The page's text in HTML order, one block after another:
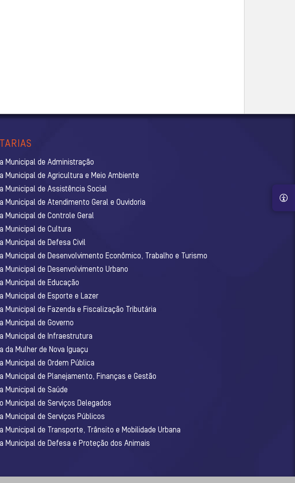
Municipal de Administração
Municipal de Agricultura e Meio Ambiente
Municipal de Assistência Social
Municipal de Atendimento Geral e Ouvidoria
Municipal de Controle Geral
Municipal de Cultura
Municipal de Defesa Civil
Municipal de Desenvolvimento Econômico, Trabalho e Turismo
Municipal de Desenvolvimento Urbano
Municipal de Educação
Municipal de Esporte e Lazer
Municipal de Fazenda e Fiscalização Tributária
Municipal de Governo
Municipal de Infraestrutura
da Mulher de Nova Iguaçu
Municipal de Ordem Pública
Municipal de Planejamento, Finanças e Gestão
Municipal de Saúde
Municipal de Serviços Delegados
Municipal de Serviços Públicos
Municipal de Transporte, Trânsito e Mobilidade Urbana
Municipal de Defesa e Proteção dos Animais